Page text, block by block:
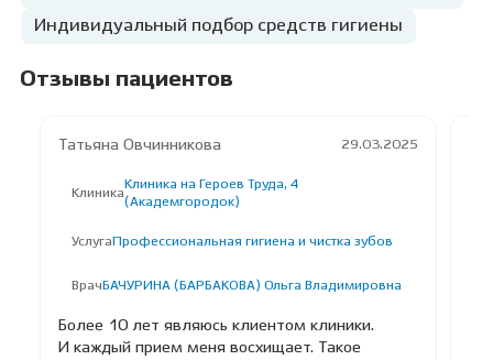
Индивидуальный подбор средств гигиены
Отзывы пациентов
Татьяна Овчинникова 29.03.2025
Клиника
Клиника на Героев Труда, 4
(Академгородок)
Услуга Профессиональная гигиена и чистка зубов
Врач БАЧУРИНА (БАРБАКОВА) Ольга Владимировна
Более 10 лет являюсь клиентом клиники.
И каждый прием меня восхищает. Такое